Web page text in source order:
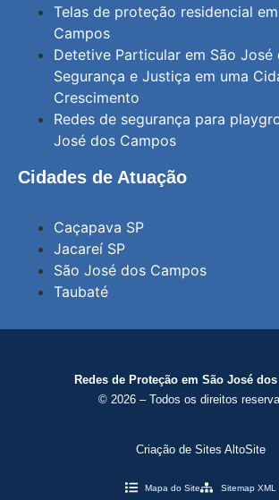
Telas de proteção residencial
Campos
Detetive Particular em São José
Segurança e Justiça em uma
Crescimento
Redes de segurança para
José dos Campos
Cidades de Atuação
Caçapava SP
Jacareí SP
São José dos Campos
Taubaté
Redes de Proteção em São José
© 2026 – Todos os direitos
Criação de Sites AltoSite
Mapa do Site Sitemap XML